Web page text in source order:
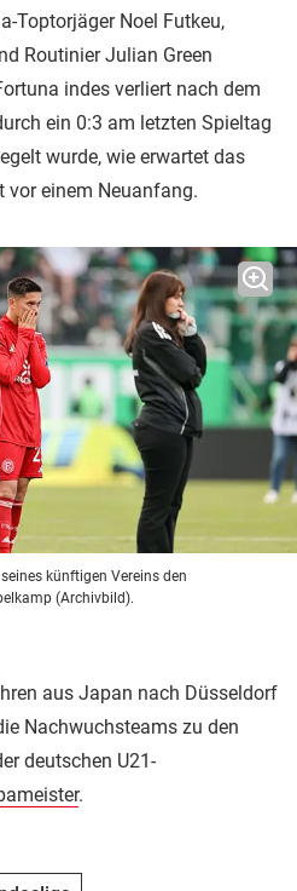
Toptorjäger Noel Futkeu,
Routinier Julian Green
indes verliert nach dem
ein 0:3 am letzten Spieltag
wurde, wie erwartet das
vor einem Neuanfang.
künftigen Vereins den
(Archivbild).
aus Japan nach Düsseldorf
Nachwuchsteams zu den
deutschen U21-
.